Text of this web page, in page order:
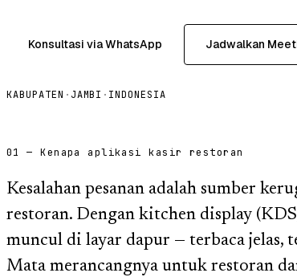
Konsultasi via WhatsApp Jadwalkan
KABUPATEN · JAMBI · INDONESIA
01 — Kenapa aplikasi kasir restoran
Kesalahan pesanan adalah sumber
restoran. Dengan kitchen display
muncul di layar dapur — terbaca jelas,
Mata merancangnya untuk restoran